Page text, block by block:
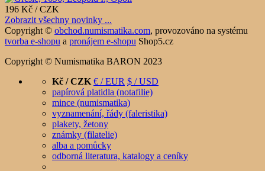
196 Kč / CZK
Zobrazit všechny novinky ...
Copyright © obchod.numismatika.com, provozováno na systému
tvorba e-shopu a pronájem e-shopu Shop5.cz
Copyright © Numismatika BARON 2023
Kč / CZK € / EUR $ / USD
papírová platidla (notafilie)
mince (numismatika)
vyznamenání, řády (faleristika)
plakety, žetony
známky (filatelie)
alba a pomůcky
odborná literatura, katalogy a ceníky